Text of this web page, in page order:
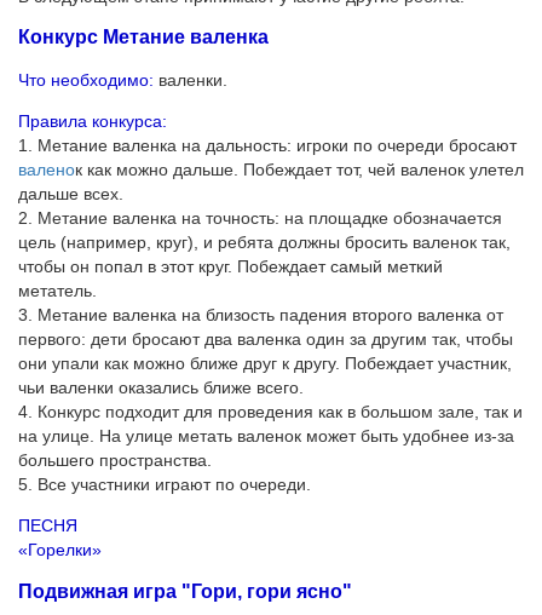
Конкурс Метание валенка
Что необходимо: валенки.
Правила конкурса:
1. Метание валенка на дальность: игроки по очереди бросают
валенок как можно дальше. Побеждает тот, чей валенок улетел
дальше всех.
2. Метание валенка на точность: на площадке обозначается
цель (например, круг), и ребята должны бросить валенок так,
чтобы он попал в этот круг. Побеждает самый меткий
метатель.
3. Метание валенка на близость падения второго валенка от
первого: дети бросают два валенка один за другим так, чтобы
они упали как можно ближе друг к другу. Побеждает участник,
чьи валенки оказались ближе всего.
4. Конкурс подходит для проведения как в большом зале, так и
на улице. На улице метать валенок может быть удобнее из-за
большего пространства.
5. Все участники играют по очереди.
ПЕСНЯ
«Горелки»
Подвижная игра "Гори, гори ясно"